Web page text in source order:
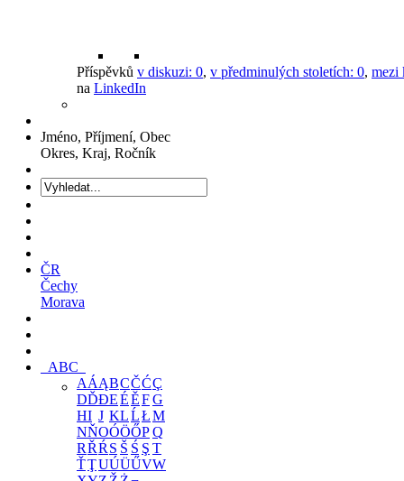
Příspěvků v diskuzi: 0, v předminulých stoletích: 0, mezi
na LinkedIn
Jméno, Příjmení, Obec
Okres, Kraj, Ročník
ČR
Čechy
Morava
ABC
AÁĄBCČĆÇ
DĎĐEÉĚFG
HI J KLĹŁM
NŇOÓÖŐPQ
RŘŔ S Š Ś Ş T
ŤŢUÚÜŰVW